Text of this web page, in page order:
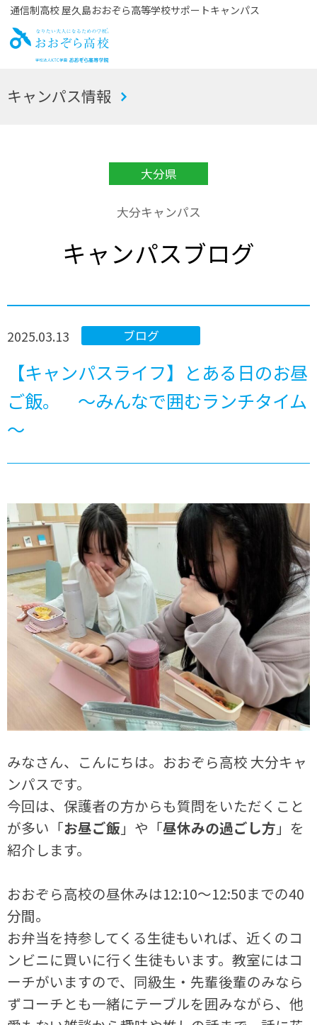
通信制高校 屋久島おおぞら高等学校サポートキャンパス
お
キャンパス情報
大分県
大分キャンパス
キャンパスブログ
ブログ
2025.03.13
【キャンパスライフ】とある日のお昼
ご飯。 ～みんなで囲むランチタイム
～
みなさん、こんにちは。おおぞら高校 大分キャ
ンパスです。
今回は、保護者の方からも質問をいただくこと
が多い「お昼ご飯 」や「昼休みの過ごし方 」を
紹介します。
おおぞら高校の昼休みは12:10～12:50までの40
分間。
お弁当を持参してくる生徒もいれば、近くのコ
ンビニに買いに行く生徒もいます。教室にはコ
ーチがいますので、同級生・先輩後輩のみなら
ずコーチとも一緒にテーブルを囲みながら、他